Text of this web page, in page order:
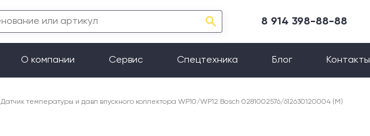
8 914 398-88-88
О компании Сервис Спецтехника Блог Контакты
Датчик температуры и давл впускного коллектора WP10/WP12 Bosch 0281002576/612630120004 (M)